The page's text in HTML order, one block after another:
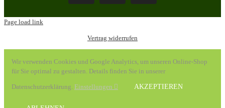
Page load link
Vertrag widerrufen
Wir verwenden Cookies und Google Analytics, um unseren Online-Shop
für Sie optimal zu gestalten. Details finden Sie in unserer
Datenschutzerklärung. Einstellungen AKZEPTIEREN